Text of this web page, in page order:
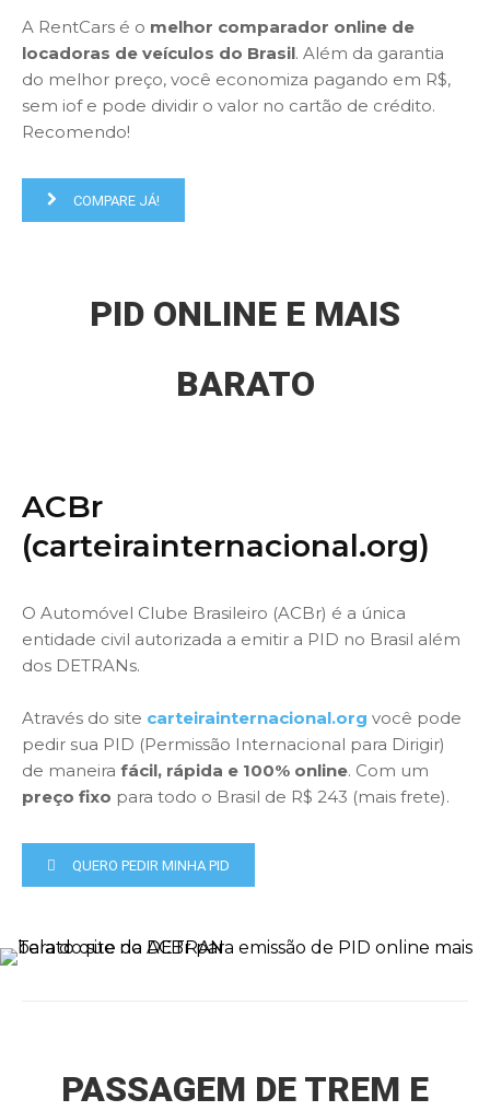
A RentCars é o melhor comparador online de
locadoras de veículos do Brasil. Além da garantia
do melhor preço, você economiza pagando em R$,
sem iof e pode dividir o valor no cartão de crédito.
Recomendo!
COMPARE JÁ!
PID ONLINE E MAIS
BARATO
ACBr
(carteirainternacional.org)
O Automóvel Clube Brasileiro (ACBr) é a única
entidade civil autorizada a emitir a PID no Brasil além
dos DETRANs.
Através do site carteirainternacional.org você pode
pedir sua PID (Permissão Internacional para Dirigir)
de maneira fácil, rápida e 100% online. Com um
preço fixo para todo o Brasil de R$ 243 (mais frete).
QUERO PEDIR MINHA PID
PASSAGEM DE TREM E